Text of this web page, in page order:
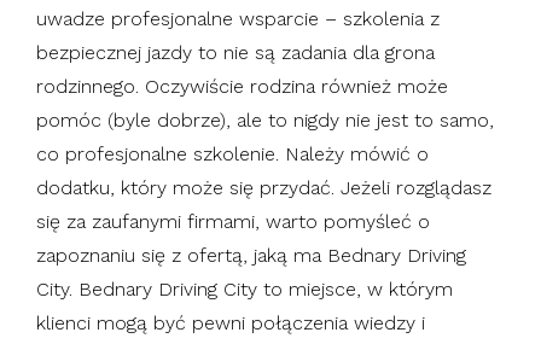
uwadze profesjonalne wsparcie – szkolenia z
bezpiecznej jazdy to nie są zadania dla grona
rodzinnego. Oczywiście rodzina również może
pomóc (byle dobrze), ale to nigdy nie jest to samo,
co profesjonalne szkolenie. Należy mówić o
dodatku, który może się przydać. Jeżeli rozglądasz
się za zaufanymi firmami, warto pomyśleć o
zapoznaniu się z ofertą, jaką ma Bednary Driving
City. Bednary Driving City to miejsce, w którym
klienci mogą być pewni połączenia wiedzy i